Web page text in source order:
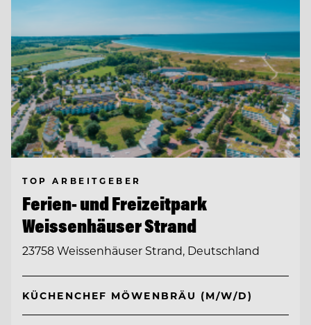
TOP ARBEITGEBER
Ferien- und Freizeitpark
Weissenhäuser Strand
23758 Weissenhäuser Strand, Deutschland
KÜCHENCHEF MÖWENBRÄU (M/W/D)